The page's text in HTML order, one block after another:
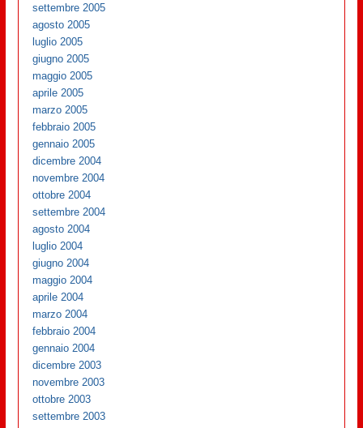
settembre 2005
agosto 2005
luglio 2005
giugno 2005
maggio 2005
aprile 2005
marzo 2005
febbraio 2005
gennaio 2005
dicembre 2004
novembre 2004
ottobre 2004
settembre 2004
agosto 2004
luglio 2004
giugno 2004
maggio 2004
aprile 2004
marzo 2004
febbraio 2004
gennaio 2004
dicembre 2003
novembre 2003
ottobre 2003
settembre 2003